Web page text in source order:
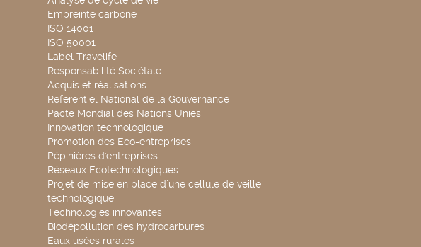
Empreinte carbone
ISO 14001
ISO 50001
Label Travelife
Responsabilité Sociétale
Acquis et réalisations
Référentiel National de la Gouvernance
Pacte Mondial des Nations Unies
Innovation technologique
Promotion des Eco-entreprises
Pépinières d'entreprises
Réseaux Ecotechnologiques
Projet de mise en place d’une cellule de veille
technologique
Technologies innovantes
Biodépollution des hydrocarbures
Eaux usées rurales